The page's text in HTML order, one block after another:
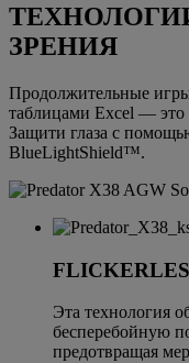
ЗРЕНИЯ
Продолжительные
таблицами Excel — это
Защити глаза с
BlueLightShield™.
Эта технология
бесперебойную
предотвращая